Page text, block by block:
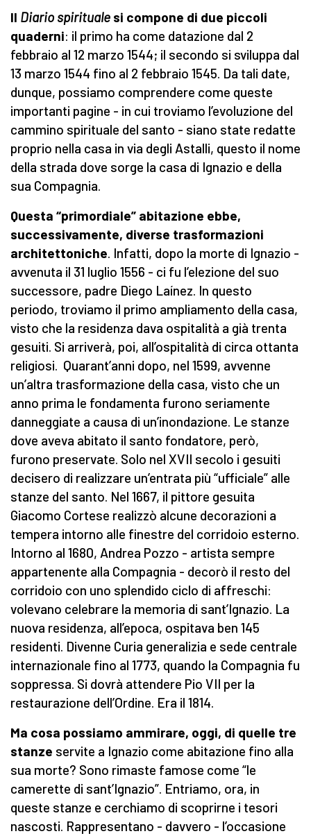
Il Diario spirituale si compone di due piccoli
quaderni: il primo ha come datazione dal 2
febbraio al 12 marzo 1544; il secondo si sviluppa dal
13 marzo 1544 fino al 2 febbraio 1545. Da tali date,
dunque, possiamo comprendere come queste
importanti pagine - in cui troviamo l’evoluzione del
cammino spirituale del santo - siano state redatte
proprio nella casa in via degli Astalli, questo il nome
della strada dove sorge la casa di Ignazio e della
sua Compagnia.
Questa “primordiale” abitazione ebbe,
successivamente, diverse trasformazioni
architettoniche. Infatti, dopo la morte di Ignazio -
avvenuta il 31 luglio 1556 - ci fu l’elezione del suo
successore, padre Diego Laínez. In questo
periodo, troviamo il primo ampliamento della casa,
visto che la residenza dava ospitalità a già trenta
gesuiti. Si arriverà, poi, all’ospitalità di circa ottanta
religiosi. Quarant’anni dopo, nel 1599, avvenne
un’altra trasformazione della casa, visto che un
anno prima le fondamenta furono seriamente
danneggiate a causa di un’inondazione. Le stanze
dove aveva abitato il santo fondatore, però,
furono preservate. Solo nel XVII secolo i gesuiti
decisero di realizzare un’entrata più “ufficiale” alle
stanze del santo. Nel 1667, il pittore gesuita
Giacomo Cortese realizzò alcune decorazioni a
tempera intorno alle finestre del corridoio esterno.
Intorno al 1680, Andrea Pozzo - artista sempre
appartenente alla Compagnia - decorò il resto del
corridoio con uno splendido ciclo di affreschi:
volevano celebrare la memoria di sant’Ignazio. La
nuova residenza, all’epoca, ospitava ben 145
residenti. Divenne Curia generalizia e sede centrale
internazionale fino al 1773, quando la Compagnia fu
soppressa. Si dovrà attendere Pio VII per la
restaurazione dell’Ordine. Era il 1814.
Ma cosa possiamo ammirare, oggi, di quelle tre
stanze servite a Ignazio come abitazione fino alla
sua morte? Sono rimaste famose come “le
camerette di sant’Ignazio”. Entriamo, ora, in
queste stanze e cerchiamo di scoprirne i tesori
nascosti. Rappresentano - davvero - l’occasione